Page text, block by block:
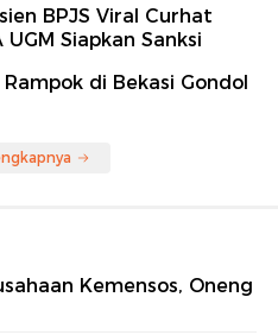
BPJS Viral Curhat
Siapkan Sanksi
di Bekasi Gondol
Kemensos, Oneng